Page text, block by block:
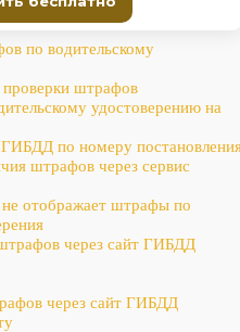
по водительскому
штрафов
удостоверению на
по номеру
штрафов через сервис
отображает штрафы по
через сайт ГИБДД
через сайт ГИБДД